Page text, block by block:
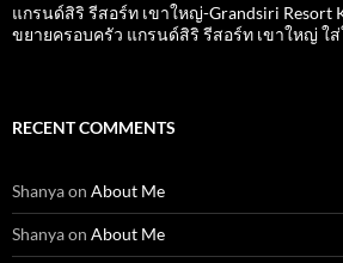
แกรนด์สิริ​ รีสอร์ท​ เขาใหญ่​-Grandsiri​
ขยายครอบครัว แกรนด์สิริ รีสอร์ท เขาใหญ่ ใ
RECENT COMMENTS
Shanyaon About Me
Shanyaon About Me